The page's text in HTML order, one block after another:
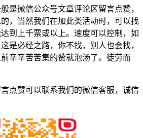
是微信公众号文章评论区留言点赞，
，当然我们在加此类活动时，可以找
到上千票或以上。速度可以控制，如
是必经之路，你不找，别人也会找，
辛辛苦苦集的赞就泡汤了。徒劳而
点赞可以联系我们的微信客服，诚信